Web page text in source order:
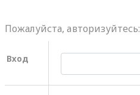
Пожалуйста, авторизуйтесь:
Вход